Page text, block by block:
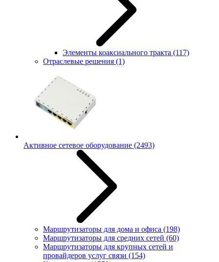
Элементы коаксиального тракта (117)
Отраслевые решения (1)
Активное сетевое оборудование (2493)
Маршрутизаторы для дома и офиса (198)
Маршрутизаторы для средних сетей (60)
Маршрутизаторы для крупных сетей и
провайдеров услуг связи (154)